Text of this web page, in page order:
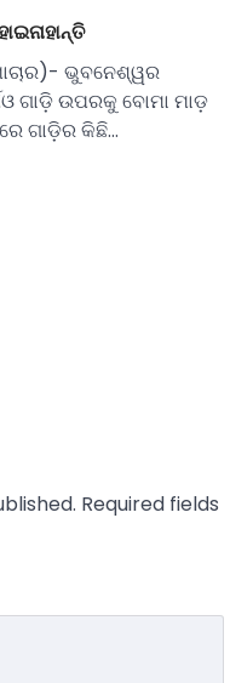
ଭୁବନେଶ୍ୱର
ଗାଡ଼ି ଉପରକୁ ବୋମା ମାଡ଼
ଗାଡ଼ିର କିଛି…
Required fields